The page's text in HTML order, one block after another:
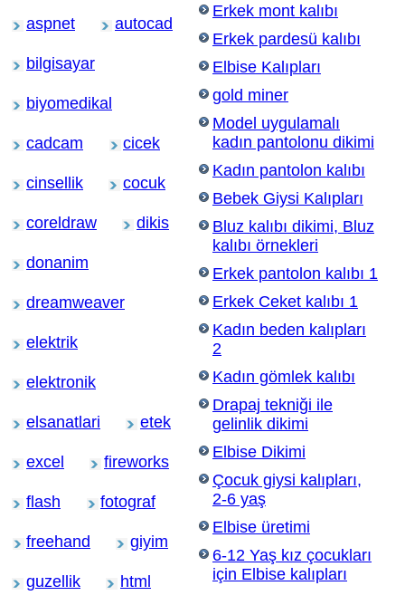
aspnet autocad
bilgisayar
biyomedikal
cadcam cicek
cinsellik cocuk
coreldraw dikis
donanim
dreamweaver
elektrik
elektronik
elsanatlari etek
excel fireworks
flash fotograf
freehand giyim
guzellik html
Erkek mont kalıbı
Erkek pardesü kalıbı
Elbise Kalıpları
gold miner
Model uygulamalı
kadın pantolonu dikimi
Kadın pantolon kalıbı
Bebek Giysi Kalıpları
Bluz kalıbı dikimi, Bluz
kalıbı örnekleri
Erkek pantolon kalıbı 1
Erkek Ceket kalıbı 1
Kadın beden kalıpları
2
Kadın gömlek kalıbı
Drapaj tekniği ile
gelinlik dikimi
Elbise Dikimi
Çocuk giysi kalıpları,
2-6 yaş
Elbise üretimi
6-12 Yaş kız çocukları
için Elbise kalıpları